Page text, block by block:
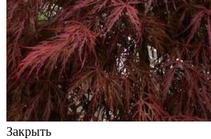
Закрыть